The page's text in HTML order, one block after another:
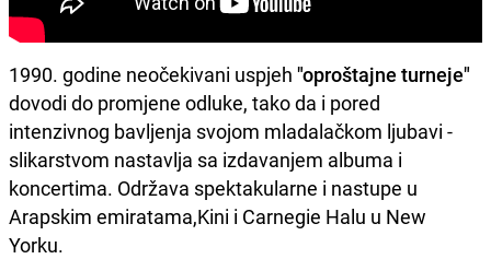
1990. godine neočekivani uspjeh "oproštajne turneje"
dovodi do promjene odluke, tako da i pored
intenzivnog bavljenja svojom mladalačkom ljubavi ­
slikarstvom nastavlja sa izdavanjem albuma i
koncertima. Održava spektakularne i nastupe u
Arapskim emiratama,Kini i Carnegie Halu u New
Yorku.